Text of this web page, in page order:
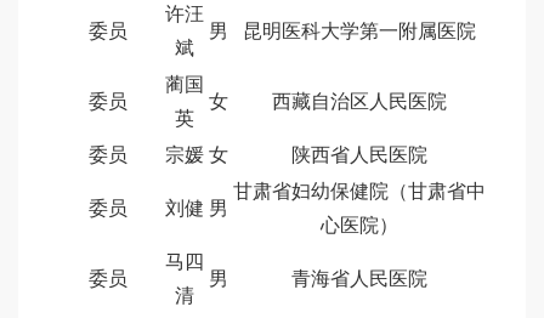
委员
许汪
斌
男 昆明医科大学第一附属医院
委员
蔺国
英
女 西藏自治区人民医院
委员 宗媛 女 陕西省人民医院
委员 刘健 男
甘肃省妇幼保健院（甘肃省中
心医院）
委员
马四
清
男 青海省人民医院